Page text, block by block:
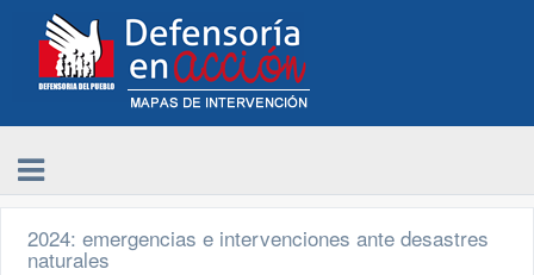
2024: emergencias e intervenciones ante desastres
naturales